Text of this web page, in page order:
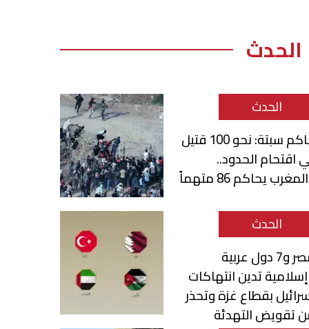
الحدث
الحدث
حاكم سبتة: نحو 100 قتيل
اقتحام الحدود..
يحاكم 86 متهماً
الحدث
مصر و7 دول عربية
تدين انتهاكات
بقطاع غزة وتحذر
تقويض التهدئة